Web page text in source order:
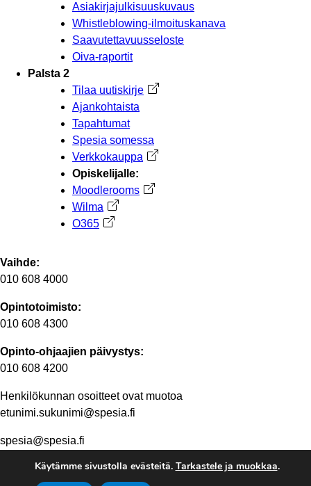
Asiakirjajulkisuuskuvaus
Whistleblowing-ilmoituskanava
Saavutettavuusseloste
Oiva-raportit
Palsta 2
Tilaa uutiskirje Avautuu uuteen välilehteen
Ajankohtaista
Tapahtumat
Spesia somessa
Verkkokauppa Avautuu uuteen välilehteen
Opiskelijalle:
Moodlerooms Avautuu uuteen välilehteen
Wilma Avautuu uuteen välilehteen
O365 Avautuu uuteen välilehteen
Vaihde:
010 608 4000
Opintotoimisto:
010 608 4300
Opinto-ohjaajien päivystys:
010 608 4200
Henkilökunnan osoitteet ovat muotoa
etunimi.sukunimi@spesia.fi
spesia@spesia.fi
Henkilöstön yhteystiedot
Käytämme sivustolla evästeitä. Tarkastele ja muokkaa.